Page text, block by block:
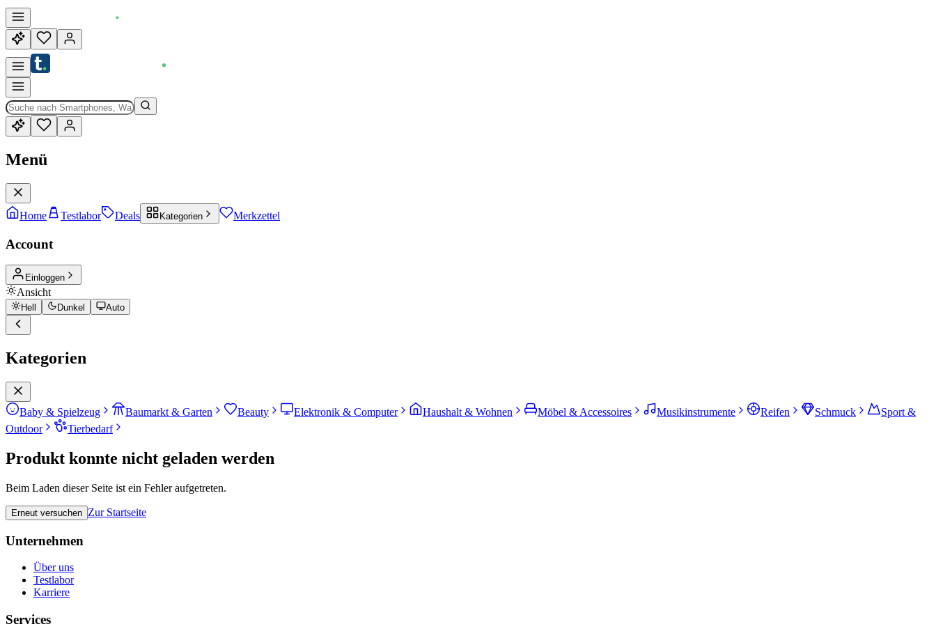
Menü
Home Testlabor Deals Kategorien Merkzettel
Account
Einloggen
Ansicht
Hell Dunkel Auto
Kategorien
Baby & Spielzeug Baumarkt & Garten Beauty Elektronik & Computer Haushalt & Wohnen Möbel & Accessoires Musikinstrumente Reifen Schmuck
Sport &
Outdoor
Tierbedarf
Produkt konnte nicht geladen werden
Beim Laden dieser Seite ist ein Fehler aufgetreten.
Erneut versuchen Zur Startseite
Unternehmen
Über uns
Testlabor
Karriere
Services